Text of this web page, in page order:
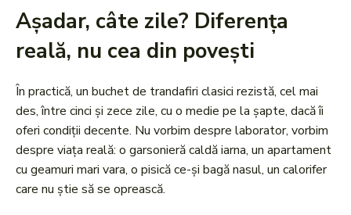
Așadar, câte zile? Diferența
reală, nu cea din povești
În practică, un buchet de trandafiri clasici rezistă, cel mai
des, între cinci și zece zile, cu o medie pe la șapte, dacă îi
oferi condiții decente. Nu vorbim despre laborator, vorbim
despre viața reală: o garsonieră caldă iarna, un apartament
cu geamuri mari vara, o pisică ce-și bagă nasul, un calorifer
care nu știe să se oprească.